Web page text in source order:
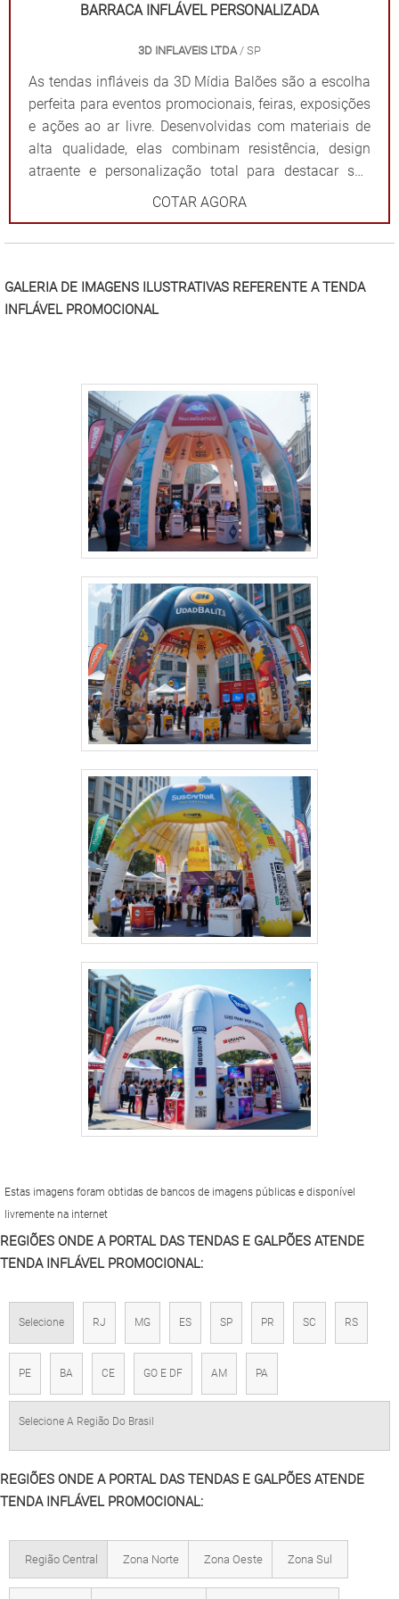
visual: Garantem destaque em meio a qualquer
inesquecível com uma solução que combina
funcionalidade e impacto visual!
BARRACA INFLÁVEL PERSONALIZADA
3D INFLAVEIS LTDA/ SP
As tendas infláveis da 3D Mídia Balões são a escolha
perfeita para eventos promocionais, feiras, exposições
e ações ao ar livre. Desenvolvidas com materiais de
alta qualidade, elas combinam resistência, design
atraente e personalização total para destacar sua
marca de forma impactante. Cada tenda é projetada
mensagem. Além de proteger contra sol ou chuva,
elas criam um ponto de referência visual que atrai o
impressões exclusivas. Praticidade: Fácil transporte,
montagem e desmontagem. Durabilidade: Feitas com
materiais resistentes para uso frequente. Impacto
visual: Garantem destaque em meio a qualquer
cenário. Dê destaque à sua marca e torne seu evento
inesquecível com uma solução que combina
funcionalidade e impacto visual!
COTAR AGORA
GALERIA DE IMAGENS ILUSTRATIVAS REFERENTE A TENDA
INFLÁVEL PROMOCIONAL
Estas imagens foram obtidas de bancos de imagens públicas e disponível
livremente na internet
REGIÕES ONDE A PORTAL DAS TENDAS E GALPÕES ATENDE
TENDA INFLÁVEL PROMOCIONAL:
Selecione RJ MG ES SP PR SC RS
PE BA CE GO E DF AM PA
Selecione A Região Do Brasil
REGIÕES ONDE A PORTAL DAS TENDAS E GALPÕES ATENDE
TENDA INFLÁVEL PROMOCIONAL:
Região Central Zona Norte Zona Oeste Zona Sul